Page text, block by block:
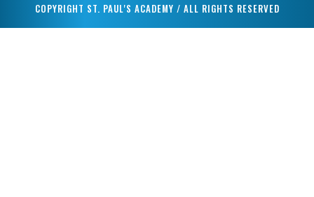
COPYRIGHT ST. PAUL'S ACADEMY / ALL RIGHTS RESERVED